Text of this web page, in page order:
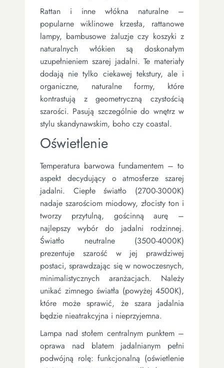
Rattan i inne włókna naturalne –
popularne wiklinowe krzesła, rattanowe
lampy, bambusowe żaluzje czy koszyki z
naturalnych włókien są doskonałym
uzupełnieniem szarej jadalni. Te materiały
dodają nie tylko ciekawej tekstury, ale i
organiczne, naturalne formy, które
kontrastują z geometryczną czystością
szarości. Pasują szczególnie do wnętrz w
stylu skandynawskim, boho czy coastal.
Oświetlenie
Temperatura barwowa fundamentem – to
aspekt decydujący o atmosferze szarej
jadalni. Ciepłe światło (2700-3000K)
nadaje szarościom miodowy, złocisty ton i
tworzy przytulną, gościnną aurę –
najlepszy wybór do jadalni rodzinnej.
Światło neutralne (3500-4000K)
prezentuje szarość w jej prawdziwej
postaci, sprawdzając się w nowoczesnych,
minimalistycznych aranżacjach. Należy
unikać zimnego światła (powyżej 4500K),
które może sprawić, że szara jadalnia
będzie nieatrakcyjna i nieprzyjemna.
Lampa nad stołem centralnym punktem –
oprawa nad blatem jadalnianym pełni
podwójną rolę: funkcjonalną (oświetlenie